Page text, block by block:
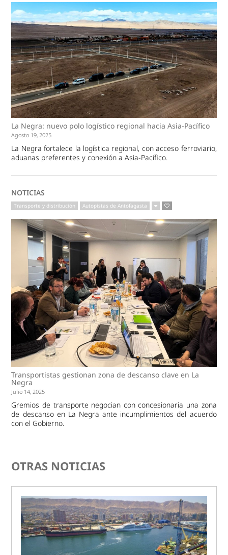
La Negra: nuevo polo logístico regional hacia Asia-Pacífico
Agosto 19, 2025
La Negra fortalece la logística regional, con acceso ferroviario,
aduanas preferentes y conexión a Asia-Pacífico.
NOTICIAS
Transporte y distribución Autopistas de Antofagasta
Transportistas gestionan zona de descanso clave en La
Negra
Julio 14, 2025
Gremios de transporte negocian con concesionaria una zona
de descanso en La Negra ante incumplimientos del acuerdo
con el Gobierno.
OTRAS NOTICIAS